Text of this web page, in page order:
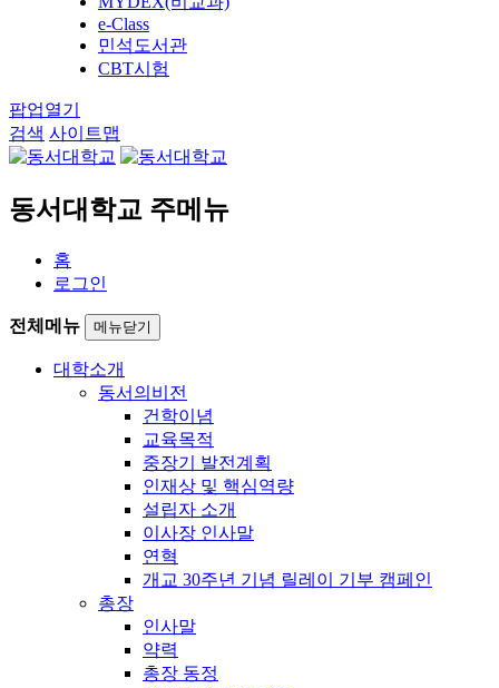
e-Class
민석도서관
CBT시험
팝업열기
검색 사이트맵
동서대학교 주메뉴
홈
로그인
전체메뉴 메뉴닫기
대학소개
동서의비전
건학이념
교육목적
중장기 발전계획
인재상 및 핵심역량
설립자 소개
이사장 인사말
연혁
개교 30주년 기념 릴레이 기부 캠페인
총장
인사말
약력
총장 동정